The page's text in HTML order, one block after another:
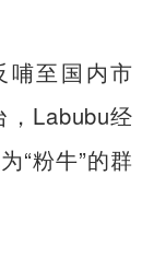
哺至国内市
，Labubu经
“粉牛”的群